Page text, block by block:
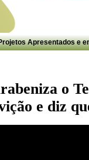
Apresentados e
o
e diz